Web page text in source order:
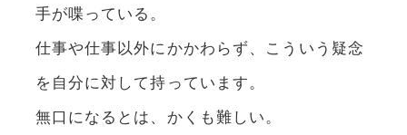
手が喋っている。
仕事や仕事以外にかかわらず、こういう疑念
を自分に対して持っています。
無口になるとは、かくも難しい。